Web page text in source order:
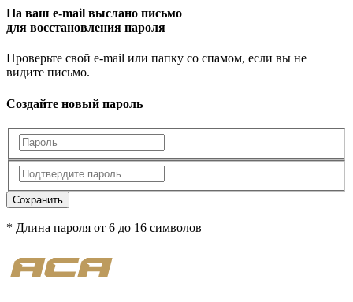
На ваш e-mail выслано письмо
для восстановления пароля
Проверьте свой e-mail или папку со спамом, если вы не
видите письмо.
Создайте новый пароль
Сохранить
* Длина пароля от 6 до 16 символов